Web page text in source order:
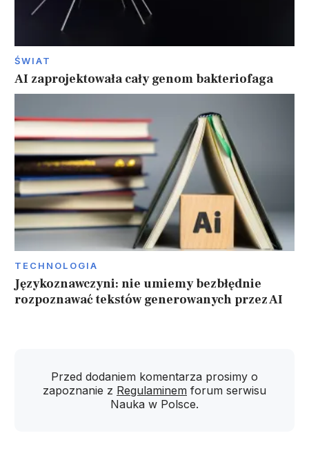
ŚWIAT
AI zaprojektowała cały genom bakteriofaga
TECHNOLOGIA
Językoznawczyni: nie umiemy bezbłędnie
rozpoznawać tekstów generowanych przez AI
Przed dodaniem komentarza prosimy o
zapoznanie z Regulaminem forum serwisu
Nauka w Polsce.